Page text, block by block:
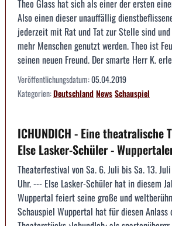
Theo Glass hat sich als einer der ersten
Also einen dieser unauffällig
jederzeit mit Rat und Tat zur Stelle sind
mehr Menschen genutzt werden. Theo ist
seinen neuen Freund. Der smarte Herr K.
Veröffentlichungsdatum:05.04.2019
Kategorien:DeutschlandNewsSchauspiel
ICHUNDICH - Eine theatralische
Else Lasker-Schüler -
Theaterfestival von Sa. 6. Juli bis Sa. 13.
Uhr. --- Else Lasker-Schüler hat in diesem
Wuppertal feiert seine große und
Schauspiel Wuppertal hat für diesen Anlass